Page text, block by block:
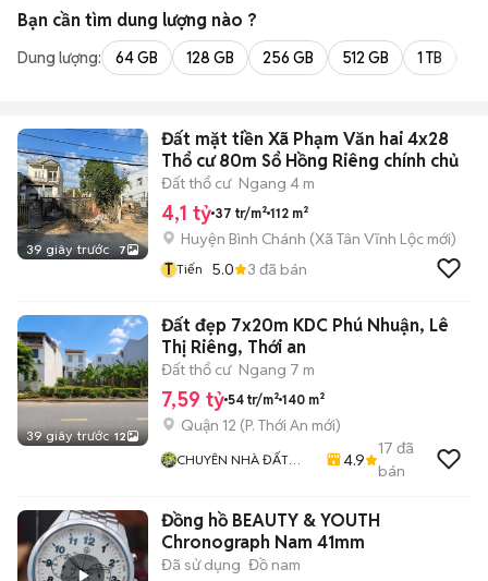
Bạn cần tìm dung lượng nào ?
Dung lượng: 64 GB 128 GB 256 GB 512 GB 1 TB
39 giây trước 7
Đất mặt tiền Xã Phạm Văn hai 4x28
Thổ cư 80m Sổ Hồng Riêng chính chủ
Đất thổ cư Ngang 4 m
4,1 tỷ 37 tr/m² 112 m²
Huyện Bình Chánh (Xã Tân Vĩnh Lộc mới)
T Tiến 5.0 3 đã bán
39 giây trước 12
Đất đẹp 7x20m KDC Phú Nhuận, Lê
Thị Riêng, Thới an
Đất thổ cư Ngang 7 m
7,59 tỷ 54 tr/m² 140 m²
Quận 12 (P. Thới An mới)
CHUYÊN NHÀ ĐẤT
4.9
17 đã
bán
Đồng hồ BEAUTY & YOUTH
Chronograph Nam 41mm
Đã sử dụng Đồ nam